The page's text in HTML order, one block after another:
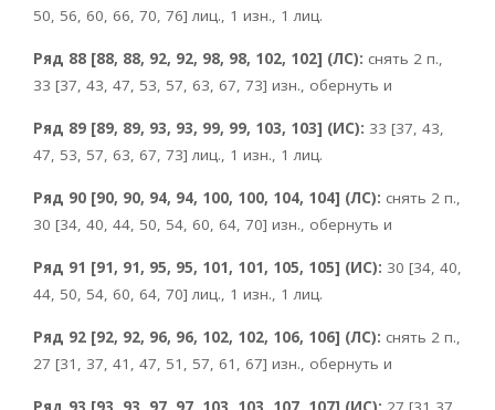
50, 56, 60, 66, 70, 76] лиц., 1 изн., 1 лиц.
Ряд 88 [88, 88, 92, 92, 98, 98, 102, 102] (ЛС): снять 2 п.,
33 [37, 43, 47, 53, 57, 63, 67, 73] изн., обернуть и
Ряд 89 [89, 89, 93, 93, 99, 99, 103, 103] (ИС): 33 [37, 43,
47, 53, 57, 63, 67, 73] лиц., 1 изн., 1 лиц.
Ряд 90 [90, 90, 94, 94, 100, 100, 104, 104] (ЛС): снять 2 п.,
30 [34, 40, 44, 50, 54, 60, 64, 70] изн., обернуть и
Ряд 91 [91, 91, 95, 95, 101, 101, 105, 105] (ИС): 30 [34, 40,
44, 50, 54, 60, 64, 70] лиц., 1 изн., 1 лиц.
Ряд 92 [92, 92, 96, 96, 102, 102, 106, 106] (ЛС): снять 2 п.,
27 [31, 37, 41, 47, 51, 57, 61, 67] изн., обернуть и